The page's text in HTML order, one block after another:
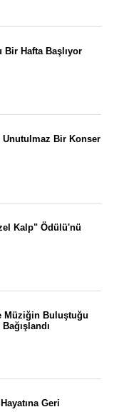
Bir Hafta Başlıyor
Unutulmaz Bir Konser
Kalp" Ödülü'nü
Müziğin Buluştuğu
Geri